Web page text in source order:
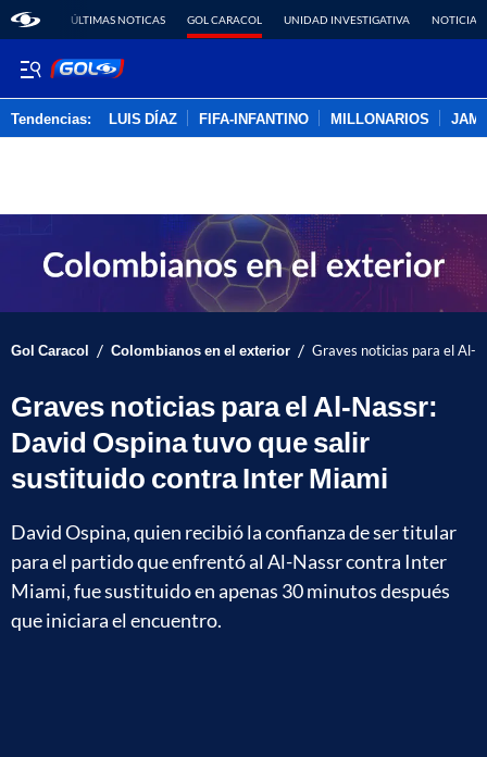
ÚLTIMAS NOTICAS GOL CARACOL UNIDAD INVESTIGATIVA NOTICIAS
Tendencias: LUIS DÍAZ FIFA-INFANTINO MILLONARIOS
Gol Caracol / Colombianos en el exterior / Graves noticias para el Al-
Graves noticias para el Al-Nassr:
David Ospina tuvo que salir
sustituido contra Inter Miami
David Ospina, quien recibió la confianza de ser titular
para el partido que enfrentó al Al-Nassr contra Inter
Miami, fue sustituido en apenas 30 minutos después
que iniciara el encuentro.